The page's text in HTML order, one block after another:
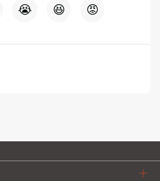
😭 😆 😡